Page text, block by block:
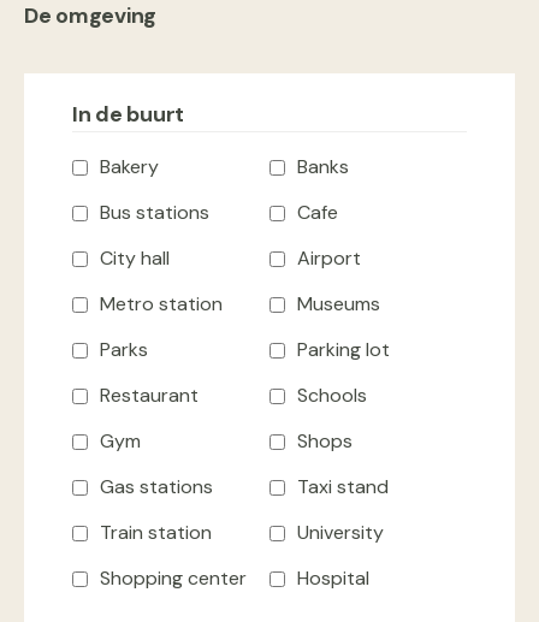
De omgeving
In de buurt
Bakery
Banks
Bus stations
Cafe
City hall
Airport
Metro station
Museums
Parks
Parking lot
Restaurant
Schools
Gym
Shops
Gas stations
Taxi stand
Train station
University
Shopping center
Hospital